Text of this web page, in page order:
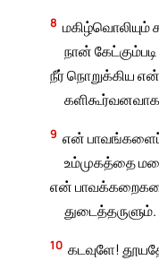
8 மகிழ்வொலியும்
நான்
நீர் நொறுக்கிய என்
9 என் பாவங்களைப்
உம்முகத்தை
என்
துடைத்தருளும்.
10 கடவுளே!